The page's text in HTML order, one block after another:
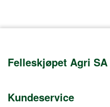
Felleskjøpet Agri SA
Telefon 72 50 50 50
Kundeservice